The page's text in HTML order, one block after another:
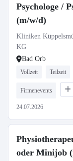
Psychologe /
(m/w/d)
Kliniken
KG
Bad Orb
Vollzeit Teilzeit
Firmenevents
24.07.2026
oder Minijob